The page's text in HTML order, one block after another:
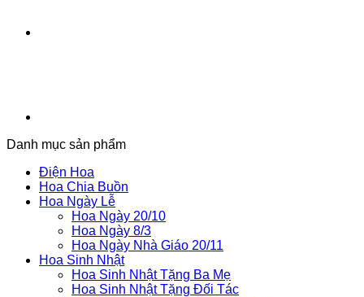
Danh mục sản phẩm
Điện Hoa
Hoa Chia Buồn
Hoa Ngày Lễ
Hoa Ngày 20/10
Hoa Ngày 8/3
Hoa Ngày Nhà Giáo 20/11
Hoa Sinh Nhật
Hoa Sinh Nhật Tặng Ba Mẹ
Hoa Sinh Nhật Tặng Đối Tác